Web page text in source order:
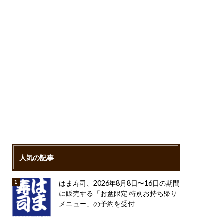
人気の記事
はま寿司、2026年8月8日〜16日の期間
に販売する「お盆限定 特別お持ち帰り
メニュー」の予約を受付